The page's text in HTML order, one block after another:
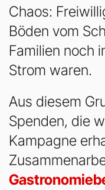
Chaos:
Böden vom
Familien noch
Strom waren.
Aus diesem
Spenden, die
Kampagne